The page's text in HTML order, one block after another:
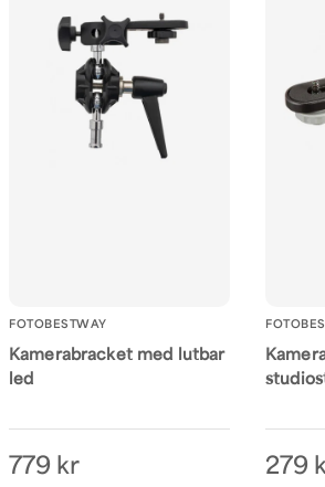
FOTOBESTWAY
Kamerabracket med lutbar
led
779 kr 279
Ja, ni får publicera min fråga